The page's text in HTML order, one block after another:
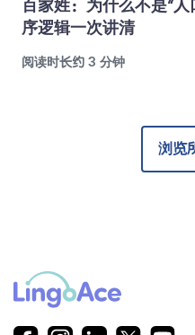
百家姓：为什么不是“
序逻辑一次讲清
阅读时长约 3 分钟
浏览